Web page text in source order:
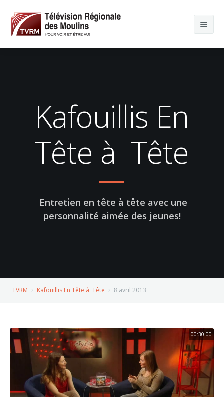
Kafouillis En
Tête à Tête
Entretien en tête à tête avec une
personnalité aimée des jeunes!
TVRM Kafouillis En Tête à Tête 8 avril 2013
00:30:00